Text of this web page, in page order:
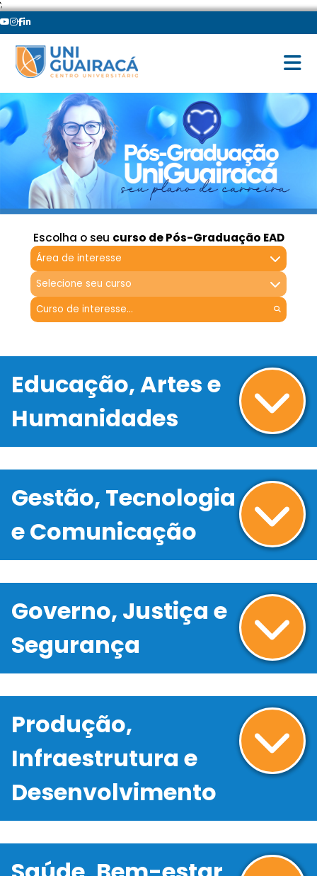
';
Escolha o seu curso de Pós-Graduação EAD
Área de interesse
Selecione seu curso
Educação, Artes e
Humanidades
Gestão, Tecnologia
e Comunicação
Governo, Justiça e
Segurança
Produção,
Infraestrutura e
Desenvolvimento